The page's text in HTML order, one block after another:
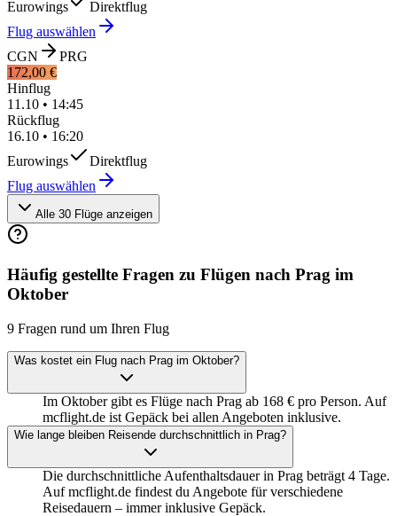
Eurowings
Direktflug
Flug auswählen
CGN
PRG
172,00 €
Hinflug
11.10 • 14:45
Rückflug
16.10 • 16:20
Eurowings
Direktflug
Flug auswählen
Alle 30 Flüge anzeigen
Häufig gestellte Fragen zu Flügen nach Prag im
Oktober
9 Fragen rund um Ihren Flug
Was kostet ein Flug nach Prag im Oktober?
Im Oktober gibt es Flüge nach Prag ab 168 € pro Person. Auf
mcflight.de ist Gepäck bei allen Angeboten inklusive.
Wie lange bleiben Reisende durchschnittlich in Prag?
Die durchschnittliche Aufenthaltsdauer in Prag beträgt 4 Tage.
Auf mcflight.de findest du Angebote für verschiedene
Reisedauern – immer inklusive Gepäck.